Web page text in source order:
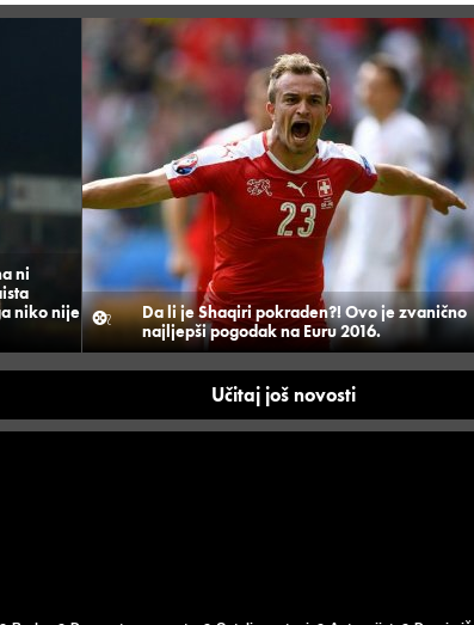
ni
niko nije
Da li je Shaqiri pokraden?! Ovo je zvanično
najljepši pogodak na Euru 2016.
Učitaj još novosti